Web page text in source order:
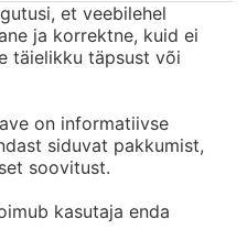
et veebilehel
ja korrektne, kuid ei
täielikku täpsust või
on informatiivse
siduvat pakkumist,
soovitust.
kasutaja enda